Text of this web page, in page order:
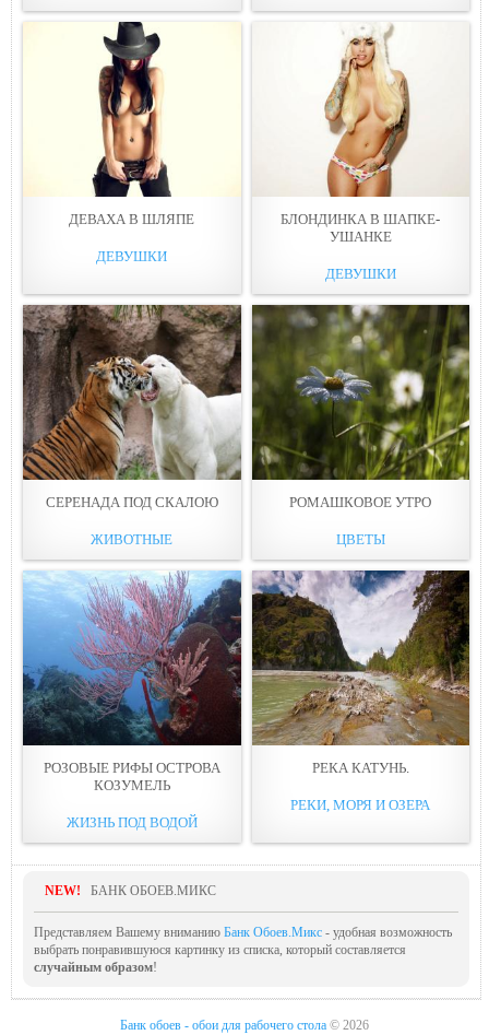
ДЕВАХА В ШЛЯПЕ
ДЕВУШКИ
БЛОНДИНКА В ШАПКЕ-
УШАНКЕ
ДЕВУШКИ
СЕРЕНАДА ПОД СКАЛОЮ
ЖИВОТНЫЕ
РОМАШКОВОЕ УТРО
ЦВЕТЫ
РОЗОВЫЕ РИФЫ ОСТРОВА
КОЗУМЕЛЬ
ЖИЗНЬ ПОД ВОДОЙ
РЕКА КАТУНЬ.
РЕКИ, МОРЯ И ОЗЕРА
NEW! БАНК ОБОЕВ.МИКС
Представляем Вашему вниманию Банк Обоев.Микс - удобная возможность
выбрать понравившуюся картинку из списка, который составляется
случайным образом!
Банк обоев - обои для рабочего стола © 2026